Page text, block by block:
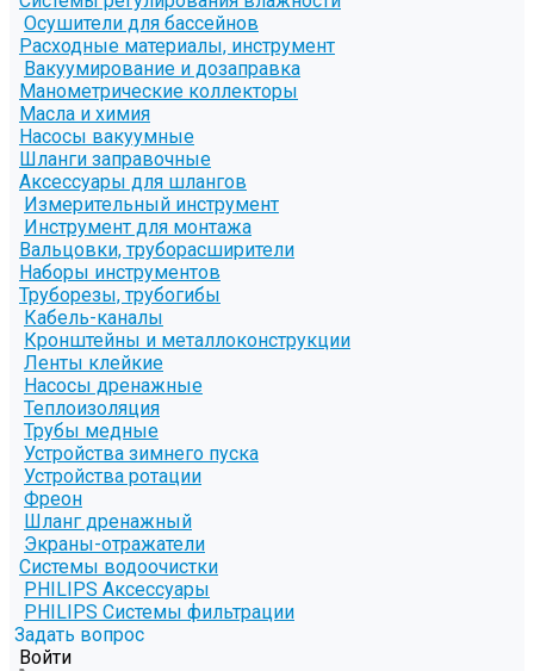
Осушители для бассейнов
Расходные материалы, инструмент
Вакуумирование и дозаправка
Манометрические коллекторы
Масла и химия
Насосы вакуумные
Шланги заправочные
Аксессуары для шлангов
Измерительный инструмент
Инструмент для монтажа
Вальцовки, труборасширители
Наборы инструментов
Труборезы, трубогибы
Кабель-каналы
Кронштейны и металлоконструкции
Ленты клейкие
Насосы дренажные
Теплоизоляция
Трубы медные
Устройства зимнего пуска
Устройства ротации
Фреон
Шланг дренажный
Экраны-отражатели
Системы водоочистки
PHILIPS Аксессуары
PHILIPS Системы фильтрации
Задать вопрос
Войти